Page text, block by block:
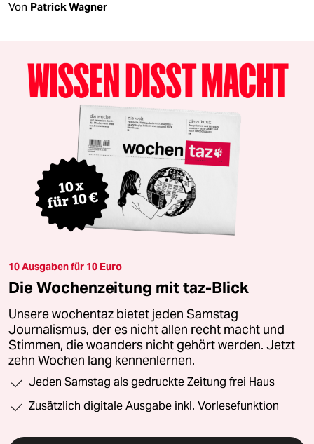
Von Patrick Wagner
10 Ausgaben für 10 Euro
Die Wochenzeitung mit taz-Blick
Unsere wochentaz bietet jeden Samstag
Journalismus, der es nicht allen recht macht und
Stimmen, die woanders nicht gehört werden. Jetzt
zehn Wochen lang kennenlernen.
Jeden Samstag als gedruckte Zeitung frei Haus
Zusätzlich digitale Ausgabe inkl. Vorlesefunktion